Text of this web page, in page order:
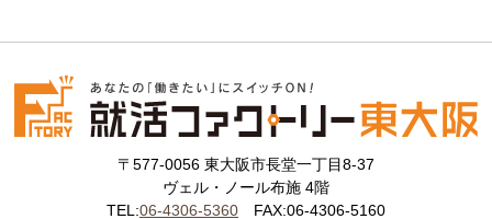
〒577-0056 東大阪市長堂一丁目8-37
ヴェル・ノール布施 4階
TEL:06-4306-5360FAX:06-4306-5160